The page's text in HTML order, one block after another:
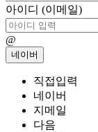
아이디 (이메일)
@
네이버
직접입력
네이버
지메일
다음